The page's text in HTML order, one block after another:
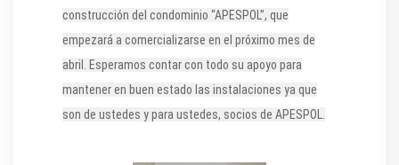
construcción del condominio “APESPOL”, que
empezará a comercializarse en el próximo mes de
abril. Esperamos contar con todo su apoyo para
mantener en buen estado las instalaciones ya que
son de ustedes y para ustedes, socios de APESPOL.